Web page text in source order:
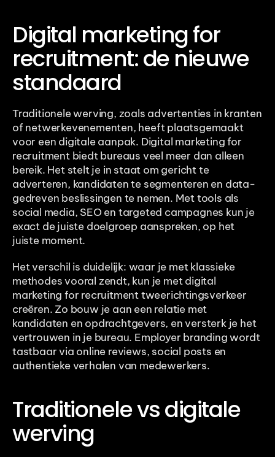
Digital marketing for
recruitment: de nieuwe
standaard
Traditionele werving, zoals advertenties in kranten
of netwerkevenementen, heeft plaatsgemaakt
voor een digitale aanpak. Digital marketing for
recruitment biedt bureaus veel meer dan alleen
bereik. Het stelt je in staat om gericht te
adverteren, kandidaten te segmenteren en data-
gedreven beslissingen te nemen. Met tools als
social media, SEO en targeted campagnes kun je
exact de juiste doelgroep aanspreken, op het
juiste moment.
Het verschil is duidelijk: waar je met klassieke
methodes vooral zendt, kun je met digital
marketing for recruitment tweerichtingsverkeer
creëren. Zo bouw je aan een relatie met
kandidaten en opdrachtgevers, en versterk je het
vertrouwen in je bureau. Employer branding wordt
tastbaar via online reviews, social posts en
authentieke verhalen van medewerkers.
Traditionele vs digitale
werving